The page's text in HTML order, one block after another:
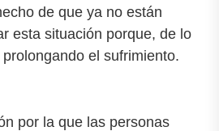
de que ya no están
esta situación porque, de lo
el sufrimiento.
por la que las personas